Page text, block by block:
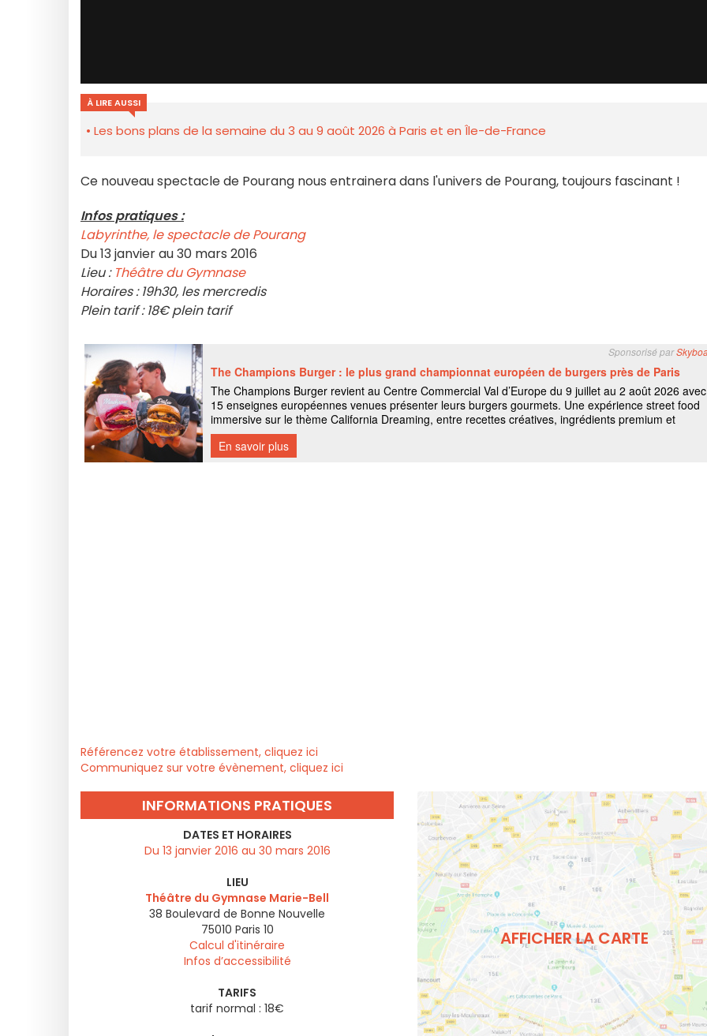
À LIRE AUSSI
Les bons plans de la semaine du 3 au 9 août 2026 à Paris et en Île-de-France
Ce nouveau spectacle de Pourang nous entrainera dans l'univers de Pourang, toujours fascinant !
Infos pratiques :
Labyrinthe, le spectacle de Pourang
Du 13 janvier au 30 mars 2016
Lieu : Théâtre du Gymnase
Horaires : 19h30, les mercredis
Plein tarif : 18€ plein tarif
Référencez votre établissement, cliquez ici
Communiquez sur votre évènement, cliquez ici
INFORMATIONS PRATIQUES
DATES ET HORAIRES
Du 13 janvier 2016 au 30 mars 2016
LIEU
Théâtre du Gymnase Marie-Bell
38 Boulevard de Bonne Nouvelle
75010 Paris 10
Calcul d'itinéraire
Infos d’accessibilité
TARIFS
tarif normal : 18€
AFFICHER LA CARTE